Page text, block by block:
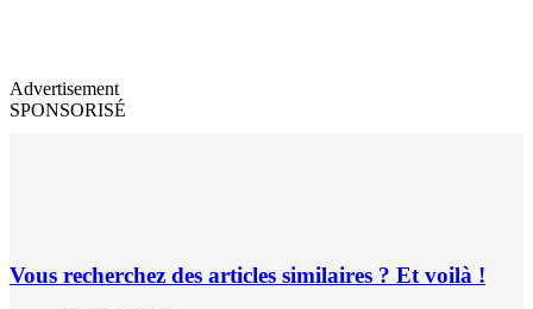
Advertisement
SPONSORISÉ
Vous recherchez des articles similaires ? Et voilà !